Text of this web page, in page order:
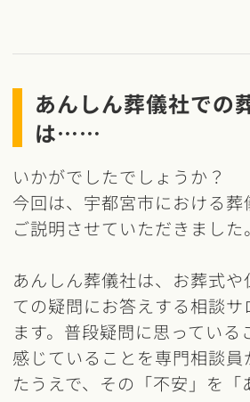
あんしん葬儀社での
は……
いかがでしたでしょうか？
今回は、宇都宮市における葬
ご説明させていただきました。
あんしん葬儀社は、お葬式
ての疑問にお答えする相談サ
ます。普段疑問に思っている
感じていることを専門相談員
たうえで、その「不安」を「